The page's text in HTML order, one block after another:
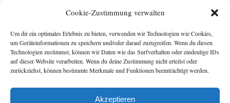
Cookie-Zustimmung verwalten
Um dir ein optimales Erlebnis zu bieten, verwenden wir Technologien wie Cookies,
um Geräteinformationen zu speichern und/oder darauf zuzugreifen. Wenn du diesen
Technologien zustimmst, können wir Daten wie das Surfverhalten oder eindeutige IDs
auf dieser Website verarbeiten. Wenn du deine Zustimmung nicht erteilst oder
zurückziehst, können bestimmte Merkmale und Funktionen beeinträchtigt werden.
Akzeptieren
Categories:open access/ open content
Tagged:oer,open education
The log-on degree
Courses an den deutschen Hochschulen